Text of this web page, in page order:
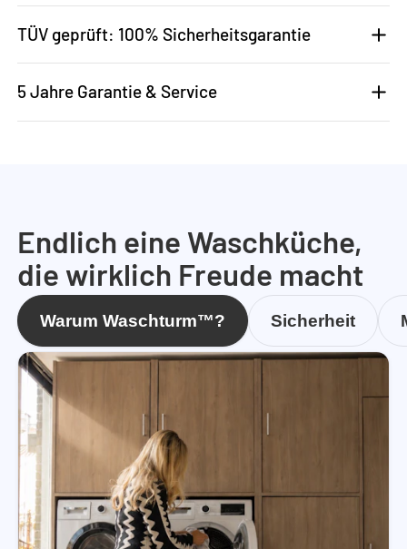
TÜV geprüft: 100% Sicherheitsgarantie
5 Jahre Garantie & Service
Endlich eine Waschküche,
die wirklich Freude macht
Warum Waschturm™? Sicherheit